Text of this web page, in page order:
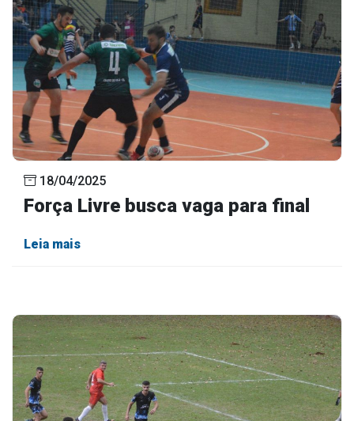
18/04/2025
Força Livre busca vaga para final
Leia mais